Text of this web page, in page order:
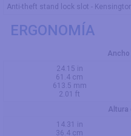
Anti-theft stand lock slot -
ERGONOMÍA
Ancho
24.15 in
61.4 cm
613.5 mm
2.01 ft
Altura
14.31 in
36.4 cm